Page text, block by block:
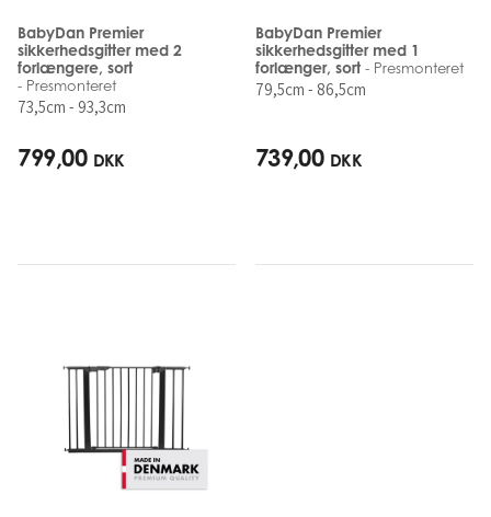
BabyDan Premier
sikkerhedsgitter med 2
forlængere, sort
- Presmonteret
73,5cm - 93,3cm
799,00 DKK
BabyDan Premier
sikkerhedsgitter med 1
forlænger, sort - Presmonteret
79,5cm - 86,5cm
739,00 DKK